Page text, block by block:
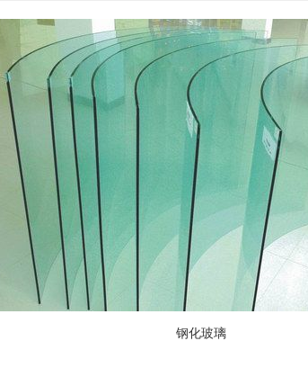
钢化玻璃